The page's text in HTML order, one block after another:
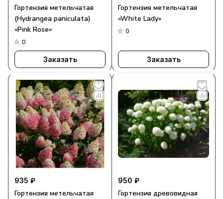
Гортензия метельчатая
(Hydrangea paniculata)
«Pink Rose»
0
Заказать
Гортензия метельчатая
«White Lady»
0
Заказать
935 ₽
Гортензия метельчатая
950 ₽
Гортензия древовидная